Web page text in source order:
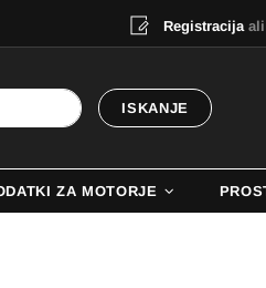
Registracija ali
ISKANJE
ZA MOTORJE